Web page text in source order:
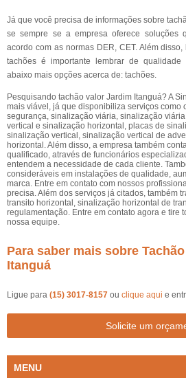
Já que você precisa de informações sobre
se sempre se a empresa oferece soluções
acordo com as normas DER, CET. Além
tachões é importante lembrar de qualidade
abaixo mais opções acerca de: tachões.
Pesquisando tachão valor Jardim Itanguá? A
mais viável, já que disponibiliza serviços como
segurança, sinalização viária, sinalização
vertical e sinalização horizontal, placas de
sinalização vertical, sinalização vertical de
horizontal. Além disso, a empresa também
qualificado, através de funcionários
entendem a necessidade de cada cliente.
consideráveis em instalações de qualidade,
marca. Entre em contato com nossos
precisa. Além dos serviços já citados, também
transito horizontal, sinalização horizontal de
regulamentação. Entre em contato agora e tire
nossa equipe.
Para saber mais sobre
Itanguá
Ligue para (15) 3017-8157 ou clique aqui e
Solicite um
MENU